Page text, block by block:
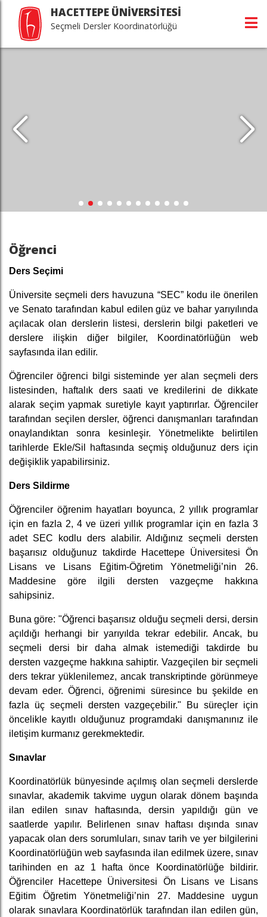
HACETTEPE ÜNİVERSİTESİ
Seçmeli Dersler Koordinatörlüğü
Öğrenci
Ders Seçimi
Üniversite seçmeli ders havuzuna “SEC” kodu ile önerilen
ve Senato tarafından kabul edilen güz ve bahar yarıyılında
açılacak olan derslerin listesi, derslerin bilgi paketleri ve
derslere ilişkin diğer bilgiler, Koordinatörlüğün web
sayfasında ilan edilir.
Öğrenciler öğrenci bilgi sisteminde yer alan seçmeli ders
listesinden, haftalık ders saati ve kredilerini de dikkate
alarak seçim yapmak suretiyle kayıt yaptırırlar. Öğrenciler
tarafından seçilen dersler, öğrenci danışmanları tarafından
onaylandıktan sonra kesinleşir. Yönetmelikte belirtilen
tarihlerde Ekle/Sil haftasında seçmiş olduğunuz ders için
değişiklik yapabilirsiniz.
Ders Sildirme
Öğrenciler öğrenim hayatları boyunca, 2 yıllık programlar
için en fazla 2, 4 ve üzeri yıllık programlar için en fazla 3
adet SEC kodlu ders alabilir. Aldığınız seçmeli dersten
başarısız olduğunuz takdirde Hacettepe Üniversitesi Ön
Lisans ve Lisans Eğitim-Öğretim Yönetmeliği’nin 26.
Maddesine göre ilgili dersten vazgeçme hakkına
sahipsiniz.
Buna göre: "Öğrenci başarısız olduğu seçmeli dersi, dersin
açıldığı herhangi bir yarıyılda tekrar edebilir. Ancak, bu
seçmeli dersi bir daha almak istemediği takdirde bu
dersten vazgeçme hakkına sahiptir. Vazgeçilen bir seçmeli
ders tekrar yüklenilemez, ancak transkriptinde görünmeye
devam eder. Öğrenci, öğrenimi süresince bu şekilde en
fazla üç seçmeli dersten vazgeçebilir." Bu süreçler için
öncelikle kayıtlı olduğunuz programdaki danışmanınız ile
iletişim kurmanız gerekmektedir.
Sınavlar
Koordinatörlük bünyesinde açılmış olan seçmeli derslerde
sınavlar, akademik takvime uygun olarak dönem başında
ilan edilen sınav haftasında, dersin yapıldığı gün ve
saatlerde yapılır. Belirlenen sınav haftası dışında sınav
yapacak olan ders sorumluları, sınav tarih ve yer bilgilerini
Koordinatörlüğün web sayfasında ilan edilmek üzere, sınav
tarihinden en az 1 hafta önce Koordinatörlüğe bildirir.
Öğrenciler Hacettepe Üniversitesi Ön Lisans ve Lisans
Eğitim Öğretim Yönetmeliği’nin 27. Maddesine uygun
olarak sınavlara Koordinatörlük tarafından ilan edilen gün,